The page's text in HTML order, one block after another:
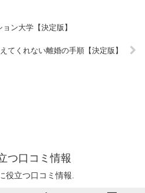
ン大学【決定版】
てくれない離婚の手順【決定版】
つ口コミ情報
役立つ口コミ情報.